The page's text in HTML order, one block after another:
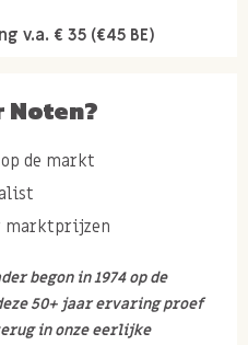
v.a. € 35 (€45 BE)
Noten?
de markt
marktprijzen
begon in 1974 op de
50+ jaar ervaring proef
in onze eerlijke